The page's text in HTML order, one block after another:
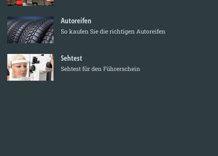
Autoreifen
So kaufen Sie die richtigen Autoreifen
Sehtest
Sehtest für den Führerschein